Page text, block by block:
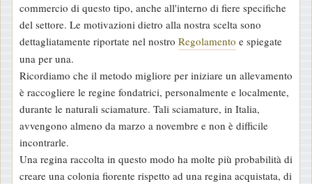
o
commercio di questo tipo, anche all'interno di fiere specifiche
del settore. Le motivazioni dietro alla nostra scelta sono
dettagliatamente riportate nel nostro Regolamento e spiegate
una per una.
Ricordiamo che il metodo migliore per iniziare un allevamento
è raccogliere le regine fondatrici, personalmente e localmente,
durante le naturali sciamature. Tali sciamature, in Italia,
avvengono almeno da marzo a novembre e non è difficile
incontrarle.
Una regina raccolta in questo modo ha molte più probabilità di
creare una colonia fiorente rispetto ad una regina acquistata, di